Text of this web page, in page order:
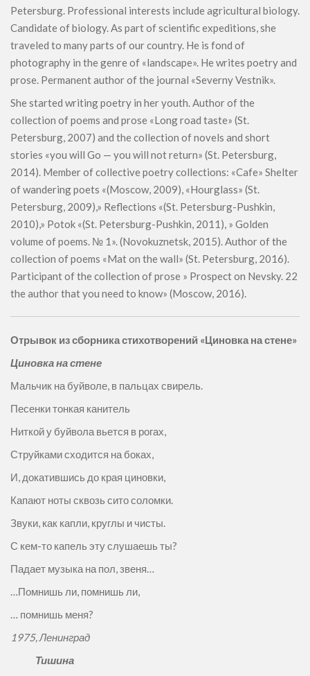
Petersburg. Professional interests include agricultural biology.
Candidate of biology. As part of scientific expeditions, she
traveled to many parts of our country. He is fond of
photography in the genre of «landscape». He writes poetry and
prose. Permanent author of the journal «Severny Vestnik».
She started writing poetry in her youth. Author of the
collection of poems and prose «Long road taste» (St.
Petersburg, 2007) and the collection of novels and short
stories «you will Go — you will not return» (St. Petersburg,
2014). Member of collective poetry collections: «Cafe» Shelter
of wandering poets «(Moscow, 2009), «Hourglass» (St.
Petersburg, 2009),» Reflections «(St. Petersburg-Pushkin,
2010),» Potok «(St. Petersburg-Pushkin, 2011), » Golden
volume of poems. № 1». (Novokuznetsk, 2015). Author of the
collection of poems «Mat on the wall» (St. Petersburg, 2016).
Participant of the collection of prose » Prospect on Nevsky. 22
the author that you need to know» (Moscow, 2016).
Отрывок из сборника стихотворений «Циновка на стене»
Циновка на стене
Мальчик на буйволе, в пальцах свирель.
Песенки тонкая канитель
Ниткой у буйвола вьется в рогах,
Струйками сходится на боках,
И, докатившись до края циновки,
Капают ноты сквозь сито соломки.
Звуки, как капли, круглы и чисты.
С кем-то капель эту слушаешь ты?
Падает музыка на пол, звеня…
…Помнишь ли, помнишь ли,
… помнишь меня?
1975,Ленинград
Тишина